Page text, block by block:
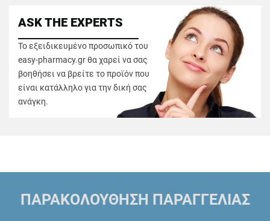
ASK THE EXPERTS
Το εξειδικευμένο προσωπικό του
easy-pharmacy.gr θα χαρεί να σας
βοηθήσει να βρείτε το προϊόν που
είναι κατάλληλο για την δική σας
ανάγκη.
ΠΑΡΑΚΟΛΟΥΘΗΣΗ ΠΑΡΑΓΓΕΛΙΑΣ